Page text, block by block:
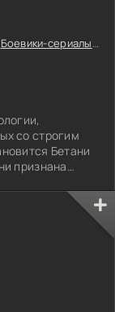
Боевики-сериалы/
со строгим
Бетани
признана
от своего
мощного
о своём
будущее и